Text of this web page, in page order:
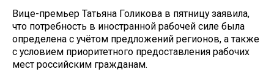
Вице-премьер Татьяна Голикова в пятницу заявила,
что потребность в иностранной рабочей силе была
определена с учётом предложений регионов, а также
с условием приоритетного предоставления рабочих
мест российским гражданам.